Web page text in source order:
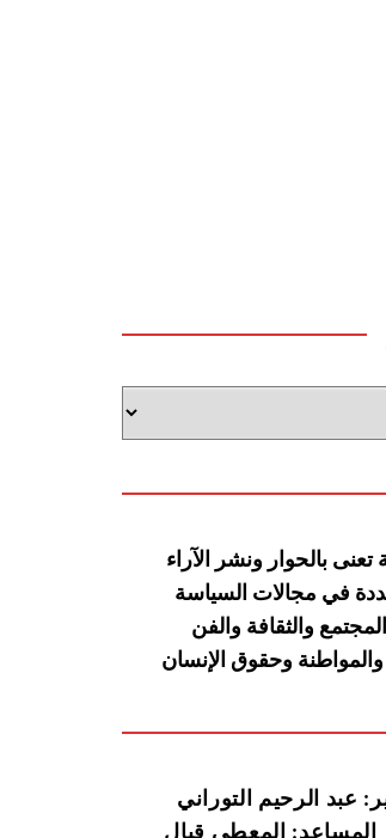
تعنى بالحوار ونشر
الآراء
في مجالات السياسة
والثقافة والفن
وحقوق الإنسان
عبد الرحيم التوراني
المساعد: المعطي قبال